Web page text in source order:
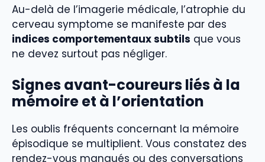
Au-delà de l’imagerie médicale, l’atrophie du
cerveau symptome se manifeste par des
indices comportementaux subtils que vous
ne devez surtout pas négliger.
Signes avant-coureurs liés à la
mémoire et à l’orientation
Les oublis fréquents concernant la mémoire
épisodique se multiplient. Vous constatez des
rendez-vous manqués ou des conversations